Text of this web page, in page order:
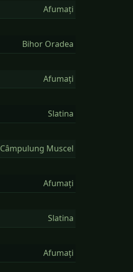
Afumați
Bihor Oradea
Afumați
Slatina
Câmpulung Muscel
Afumați
Slatina
Afumați